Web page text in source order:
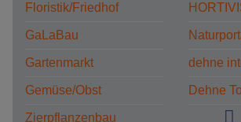
Floristik/Friedhof
GaLaBau
Gartenmarkt
Gemüse/Obst
Zierpflanzenbau
dehne
Dehne